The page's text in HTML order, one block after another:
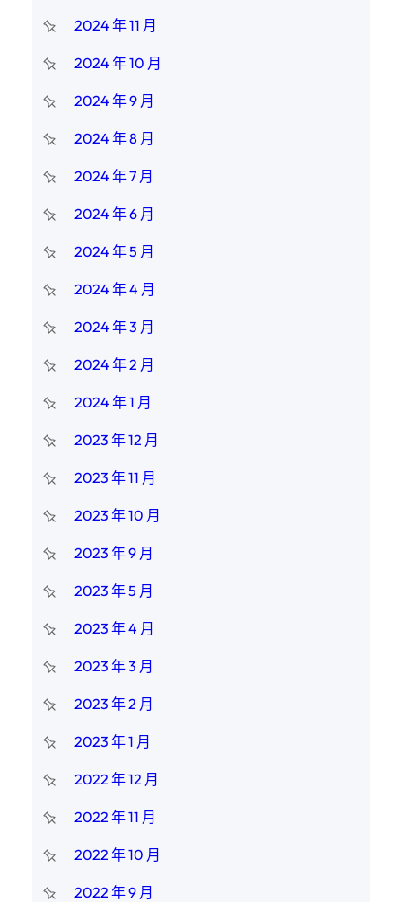
2024 年 11 月
2024 年 10 月
2024 年 9 月
2024 年 8 月
2024 年 7 月
2024 年 6 月
2024 年 5 月
2024 年 4 月
2024 年 3 月
2024 年 2 月
2024 年 1 月
2023 年 12 月
2023 年 11 月
2023 年 10 月
2023 年 9 月
2023 年 5 月
2023 年 4 月
2023 年 3 月
2023 年 2 月
2023 年 1 月
2022 年 12 月
2022 年 11 月
2022 年 10 月
2022 年 9 月